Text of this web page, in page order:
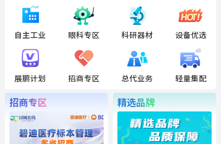
国药创研AED开启全国招商
自主工业 眼科专区 科研器材 设备优选
展鹏计划 招商专区 总代业务 轻量集配
招商专区 精选品牌